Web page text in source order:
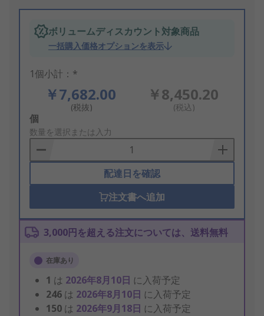
ボリュームディスカウント対象商品
一括購入価格オプションを表示
1個小計：*
￥7,682.00
(税抜)
￥8,450.20
(税込)
Add
to
Basket
個
数量を選択または入力
配達日を確認
注文書へ追加
3,000円を超える注文については、送料無料
在庫あり
1 は 2026年8月10日 に入荷予定
246 は 2026年8月10日 に入荷予定
150 は 2026年9月18日 に入荷予定